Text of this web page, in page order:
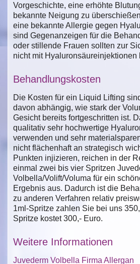
Vorgeschichte, eine erhöhte
bekannte Neigung zu
eine bekannte Allergie gegen
sind Gegenanzeigen für die
oder stillende Frauen sollten zur
nicht mit Hyaluronsäureinjektionen
Behandlungskosten
Die Kosten für ein Liquid Lifting
davon abhängig, wie stark der
Gesicht bereits fortgeschritten ist.
qualitativ sehr hochwertige
verwenden und sehr
nicht flächenhaft an strategisch
Punkten injizieren, reichen in der
einmal zwei bis vier Spritzen
Volbella/Volift/Voluma für ein
Ergebnis aus. Dadurch ist die
zu anderen Verfahren relativ
1ml-Spritze zahlen Sie bei uns
Spritze kostet 300,- Euro.
Weitere Informationen
Juvederm Volbella Firma Allergan